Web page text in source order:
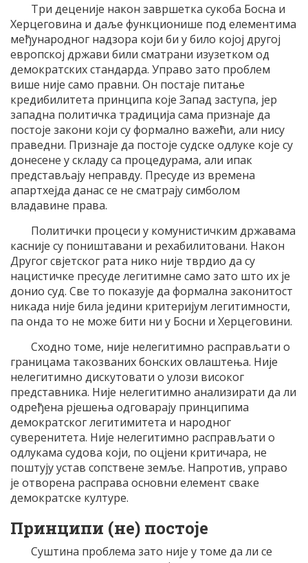
Три деценије након завршетка сукоба Босна и
Херцеговина и даље функционише под елементима
међународног надзора који би у било којој другој
европској држави били сматрани изузетком од
демократских стандарда. Управо зато проблем
више није само правни. Он постаје питање
кредибилитета принципа које Запад заступа, јер
западна политичка традиција сама признаје да
постоје закони који су формално важећи, али нису
праведни. Признаје да постоје судске одлуке које су
донесене у складу са процедурама, али ипак
представљају неправду. Пресуде из времена
апартхејда данас се не сматрају симболом
владавине права.
Политички процеси у комунистичким државама
касније су поништавани и рехабилитовани. Након
Другог свјетског рата нико није тврдио да су
нацистичке пресуде легитимне само зато што их је
донио суд. Све то показује да формална законитост
никада није била једини критеријум легитимности,
па онда то не може бити ни у Босни и Херцеговини.
Сходно томе, није нелегитимно расправљати о
границама такозваних бонских овлаштења. Није
нелегитимно дискутовати о улози високог
представника. Није нелегитимно анализирати да ли
одређена рјешења одговарају принципима
демократског легитимитета и народног
суверенитета. Није нелегитимно расправљати о
одлукама судова који, по оцјени критичара, не
поштују устав сопствене земље. Напротив, управо
је отворена расправа основни елемент сваке
демократске културе.
Принципи (не) постоје
Суштина проблема зато није у томе да ли се